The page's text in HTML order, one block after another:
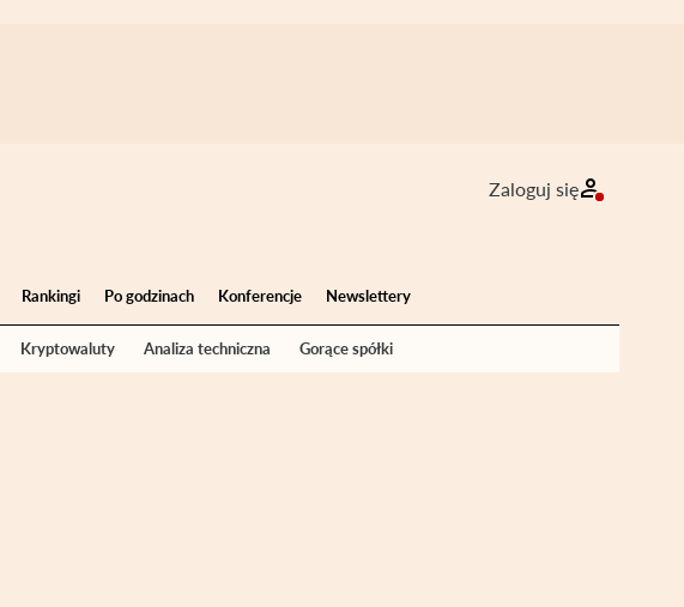
Zaloguj się
Rankingi Po godzinach Konferencje Newslettery
Kryptowaluty Analiza techniczna Gorące spółki